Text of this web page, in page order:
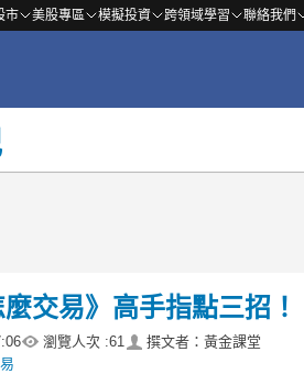
市 美股專區 模擬投資 跨領域學習 聯絡我們
麼交易》高手指點三招！
瀏覽人次 :61
撰文者：黃金課堂